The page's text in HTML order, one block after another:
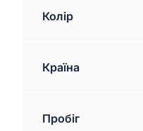
Rolls-royce
MG
Skoda
Колір
Країна
Пробіг